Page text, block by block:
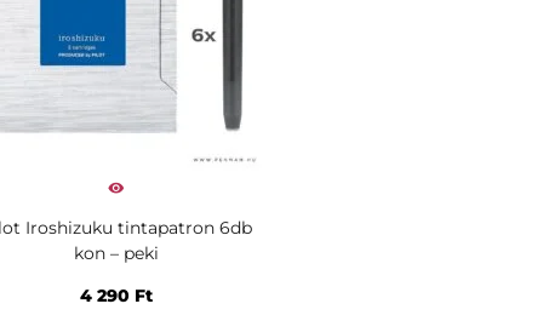
Iroshizuku tintapatron 6db
kon – peki
4 290 Ft